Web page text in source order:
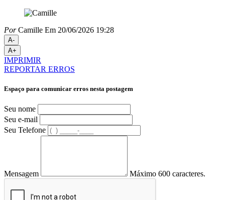
PorCamille Em 20/06/2026 19:28
A-
A+
IMPRIMIR
REPORTAR ERROS
Espaço para comunicar erros nesta postagem
Seu nome
Seu e-mail
Seu Telefone
Mensagem Máximo 600 caracteres.